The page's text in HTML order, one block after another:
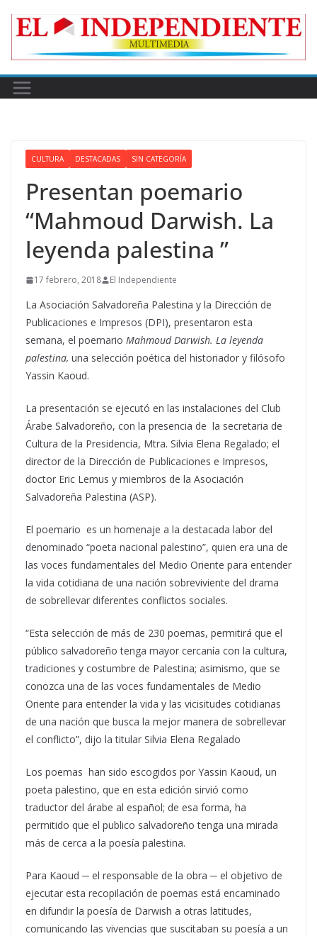
CULTURA DESTACADAS SIN CATEGORÍA
Presentan poemario
“Mahmoud Darwish. La
leyenda palestina ”
17 febrero, 2018 El Independiente
La Asociación Salvadoreña Palestina y la Dirección de
Publicaciones e Impresos (DPI), presentaron esta
semana, el poemario Mahmoud Darwish. La leyenda
palestina, una selección poética del historiador y filósofo
Yassin Kaoud.
La presentación se ejecutó en las instalaciones del Club
Árabe Salvadoreño, con la presencia de la secretaria de
Cultura de la Presidencia, Mtra. Silvia Elena Regalado; el
director de la Dirección de Publicaciones e Impresos,
doctor Eric Lemus y miembros de la Asociación
Salvadoreña Palestina (ASP).
El poemario es un homenaje a la destacada labor del
denominado “poeta nacional palestino”, quien era una de
las voces fundamentales del Medio Oriente para entender
la vida cotidiana de una nación sobreviviente del drama
de sobrellevar diferentes conflictos sociales.
“Esta selección de más de 230 poemas, permitirá que el
público salvadoreño tenga mayor cercanía con la cultura,
tradiciones y costumbre de Palestina; asimismo, que se
conozca una de las voces fundamentales de Medio
Oriente para entender la vida y las vicisitudes cotidianas
de una nación que busca la mejor manera de sobrellevar
el conflicto”, dijo la titular Silvia Elena Regalado
Los poemas han sido escogidos por Yassin Kaoud, un
poeta palestino, que en esta edición sirvió como
traductor del árabe al español; de esa forma, ha
permitido que el publico salvadoreño tenga una mirada
más de cerca a la poesía palestina.
Para Kaoud ─ el responsable de la obra ─ el objetivo de
ejecutar esta recopilación de poemas está encaminado
en difundir la poesía de Darwish a otras latitudes,
comunicando las vivencias que suscitaban su poesía a un